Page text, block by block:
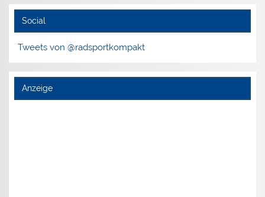
Social
Tweets von @radsportkompakt
Anzeige